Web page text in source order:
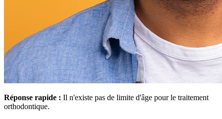
Réponse rapide : Il n'existe pas de limite d'âge pour le traitement
orthodontique.